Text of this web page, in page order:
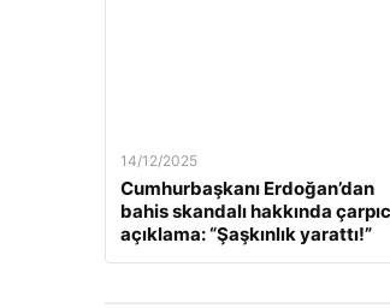
14/12/2025
Cumhurbaşkanı Erdoğan’dan
bahis skandalı hakkında
açıklama: “Şaşkınlık yarattı!”